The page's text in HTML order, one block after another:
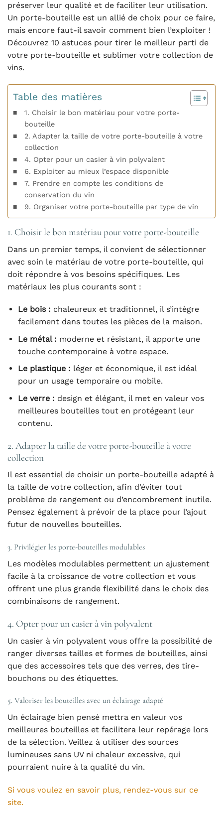
préserver leur qualité et de faciliter leur utilisation.
Un porte-bouteille est un allié de choix pour ce faire,
mais encore faut-il savoir comment bien l’exploiter !
Découvrez 10 astuces pour tirer le meilleur parti de
votre porte-bouteille et sublimer votre collection de
vins.
Table des matières
1. Choisir le bon matériau pour votre porte-
bouteille
2. Adapter la taille de votre porte-bouteille à votre
collection
4. Opter pour un casier à vin polyvalent
6. Exploiter au mieux l’espace disponible
7. Prendre en compte les conditions de
conservation du vin
9. Organiser votre porte-bouteille par type de vin
1. Choisir le bon matériau pour votre porte-bouteille
Dans un premier temps, il convient de sélectionner
avec soin le matériau de votre porte-bouteille, qui
doit répondre à vos besoins spécifiques. Les
matériaux les plus courants sont :
Le bois : chaleureux et traditionnel, il s’intègre
facilement dans toutes les pièces de la maison.
Le métal : moderne et résistant, il apporte une
touche contemporaine à votre espace.
Le plastique : léger et économique, il est idéal
pour un usage temporaire ou mobile.
Le verre : design et élégant, il met en valeur vos
meilleures bouteilles tout en protégeant leur
contenu.
2. Adapter la taille de votre porte-bouteille à votre
collection
Il est essentiel de choisir un porte-bouteille adapté à
la taille de votre collection, afin d’éviter tout
problème de rangement ou d’encombrement inutile.
Pensez également à prévoir de la place pour l’ajout
futur de nouvelles bouteilles.
3. Privilégier les porte-bouteilles modulables
Les modèles modulables permettent un ajustement
facile à la croissance de votre collection et vous
offrent une plus grande flexibilité dans le choix des
combinaisons de rangement.
4. Opter pour un casier à vin polyvalent
Un casier à vin polyvalent vous offre la possibilité de
ranger diverses tailles et formes de bouteilles, ainsi
que des accessoires tels que des verres, des tire-
bouchons ou des étiquettes.
5. Valoriser les bouteilles avec un éclairage adapté
Un éclairage bien pensé mettra en valeur vos
meilleures bouteilles et facilitera leur repérage lors
de la sélection. Veillez à utiliser des sources
lumineuses sans UV ni chaleur excessive, qui
pourraient nuire à la qualité du vin.
Si vous voulez en savoir plus, rendez-vous sur ce
site.